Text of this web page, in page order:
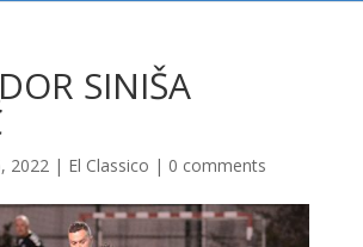
SINIŠA
2022| El Classico | 0 comments